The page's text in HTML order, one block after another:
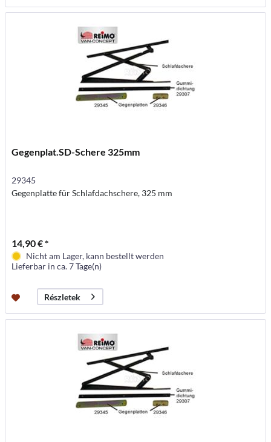
Gegenplat.SD-Schere 325mm
29345
Gegenplatte für Schlafdachschere, 325 mm
14,90 € *
Nicht am Lager, kann bestellt werden
Lieferbar in ca. 7 Tage(n)
Részletek